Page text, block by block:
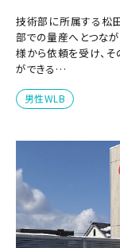
技術部に所属する松
部での量産へとつな
様から依頼を受け、
ができる…
男性WLB